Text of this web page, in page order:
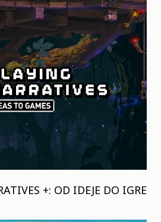
+: OD IDEJE DO IGRE